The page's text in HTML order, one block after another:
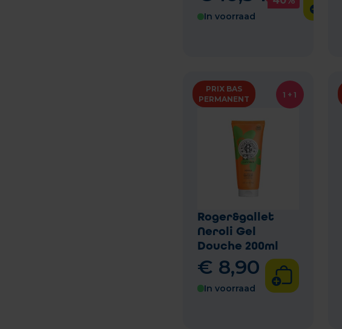
In voorraad
PRIX BAS
PERMANENT
1 + 1
Roger&gallet
Neroli Gel
Douche 200ml
€ 8,90
In voorraad